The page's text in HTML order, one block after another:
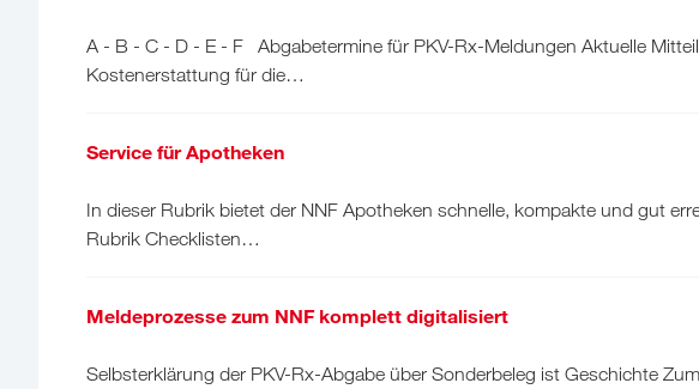
A - B - C - D - E - F Abgabetermine für PKV-Rx-Meldungen Aktuelle
Kostenerstattung für die…
Service für Apotheken
In dieser Rubrik bietet der NNF Apotheken schnelle, kompakte und gut
Rubrik Checklisten…
Meldeprozesse zum NNF komplett digitalisiert
Selbsterklärung der PKV-Rx-Abgabe über Sonderbeleg ist Geschichte